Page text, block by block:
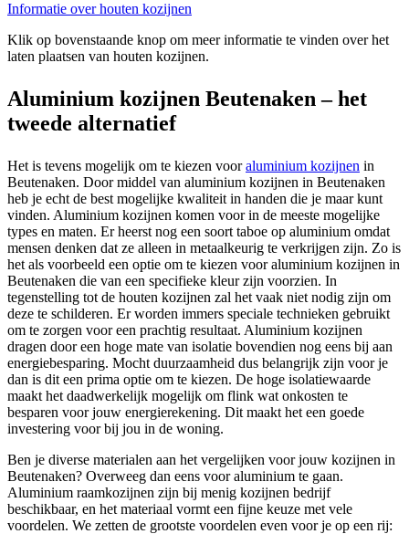
Informatie over houten kozijnen
Klik op bovenstaande knop om meer informatie te vinden over het
laten plaatsen van houten kozijnen.
Aluminium kozijnen Beutenaken – het
tweede alternatief
Het is tevens mogelijk om te kiezen vooraluminium kozijnen in
Beutenaken. Door middel van aluminium kozijnen in Beutenaken
heb je echt de best mogelijke kwaliteit in handen die je maar kunt
vinden. Aluminium kozijnen komen voor in de meeste mogelijke
types en maten. Er heerst nog een soort taboe op aluminium omdat
mensen denken dat ze alleen in metaalkeurig te verkrijgen zijn. Zo is
het als voorbeeld een optie om te kiezen voor aluminium kozijnen in
Beutenaken die van een specifieke kleur zijn voorzien. In
tegenstelling tot de houten kozijnen zal het vaak niet nodig zijn om
deze te schilderen. Er worden immers speciale technieken gebruikt
om te zorgen voor een prachtig resultaat. Aluminium kozijnen
dragen door een hoge mate van isolatie bovendien nog eens bij aan
energiebesparing. Mocht duurzaamheid dus belangrijk zijn voor je
dan is dit een prima optie om te kiezen. De hoge isolatiewaarde
maakt het daadwerkelijk mogelijk om flink wat onkosten te
besparen voor jouw energierekening. Dit maakt het een goede
investering voor bij jou in de woning.
Ben je diverse materialen aan het vergelijken voor jouw kozijnen in
Beutenaken? Overweeg dan eens voor aluminium te gaan.
Aluminium raamkozijnen zijn bij menig kozijnen bedrijf
beschikbaar, en het materiaal vormt een fijne keuze met vele
voordelen. We zetten de grootste voordelen even voor je op een rij: